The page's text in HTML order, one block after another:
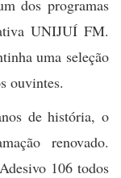
dos programas
UNIJUÍ FM.
uma seleção
ouvintes.
de história, o
renovado.
106 todos